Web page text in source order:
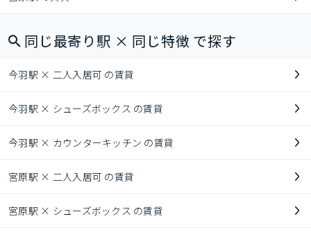
同じ最寄り駅 × 同じ特徴 で探す
今羽駅 × 二人入居可 の賃貸
今羽駅 × シューズボックス の賃貸
今羽駅 × カウンターキッチン の賃貸
宮原駅 × 二人入居可 の賃貸
宮原駅 × シューズボックス の賃貸